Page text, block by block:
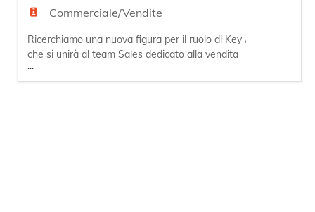
DE
ES
Commerciale/Vendite
Ricerchiamo una nuova figura per il ruolo di Key Account
che si unirà al team Sales dedicato alla vendita
di soluzioni ICT e di Cyber Security; il profilo si
specializzerà, almeno inizialmente, sul mercato
...